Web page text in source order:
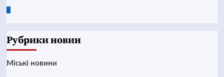
Google
Рубрики новин
Mіські новини